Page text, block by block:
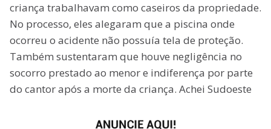
criança trabalhavam como caseiros da propriedade.
No processo, eles alegaram que a piscina onde
ocorreu o acidente não possuía tela de proteção.
Também sustentaram que houve negligência no
socorro prestado ao menor e indiferença por parte
do cantor após a morte da criança. Achei Sudoeste